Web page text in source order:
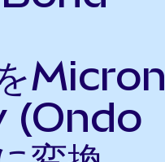
Micron
(Ondo